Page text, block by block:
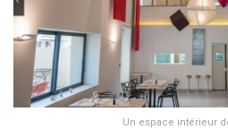
Un espace intérieur